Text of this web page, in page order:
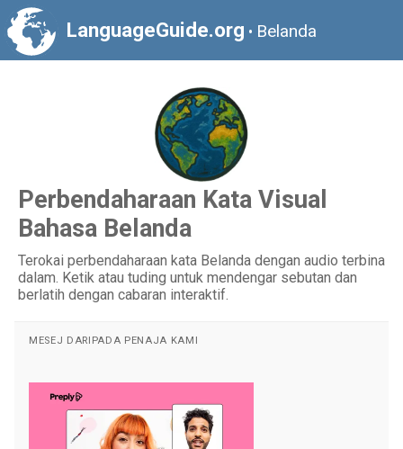
LanguageGuide.org • Belanda
Perbendaharaan Kata Visual
Bahasa Belanda
Terokai perbendaharaan kata Belanda dengan audio terbina
dalam. Ketik atau tuding untuk mendengar sebutan dan
berlatih dengan cabaran interaktif.
MESEJ DARIPADA PENAJA KAMI